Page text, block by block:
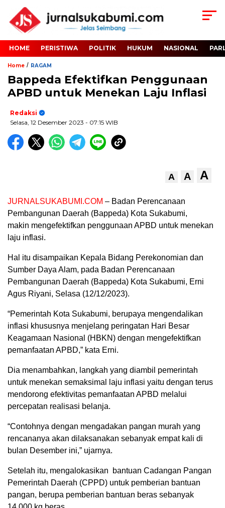
HOME PERISTIWA POLITIK HUKUM NASIONAL
Home / RAGAM
Bappeda Efektifkan Penggunaan
APBD untuk Menekan Laju Inflasi
Redaksi
Selasa, 12 Desember 2023 - 07:15 WIB
A A A
JURNALSUKABUMI.COM – Badan Perencanaan
Pembangunan Daerah (Bappeda) Kota Sukabumi,
makin mengefektifkan penggunaan APBD untuk menekan
laju inflasi.
Hal itu disampaikan Kepala Bidang Perekonomian dan
Sumber Daya Alam, pada Badan Perencanaan
Pembangunan Daerah (Bappeda) Kota Sukabumi, Erni
Agus Riyani, Selasa (12/12/2023).
“Pemerintah Kota Sukabumi, berupaya mengendalikan
inflasi khususnya menjelang peringatan Hari Besar
Keagamaan Nasional (HBKN) dengan mengefektifkan
pemanfaatan APBD,” kata Erni.
Dia menambahkan, langkah yang diambil pemerintah
untuk menekan semaksimal laju inflasi yaitu dengan terus
mendorong efektivitas pemanfaatan APBD melalui
percepatan realisasi belanja.
“Contohnya dengan mengadakan pangan murah yang
rencananya akan dilaksanakan sebanyak empat kali di
bulan Desember ini,” ujarnya.
Setelah itu, mengalokasikan bantuan Cadangan Pangan
Pemerintah Daerah (CPPD) untuk pemberian bantuan
pangan, berupa pemberian bantuan beras sebanyak